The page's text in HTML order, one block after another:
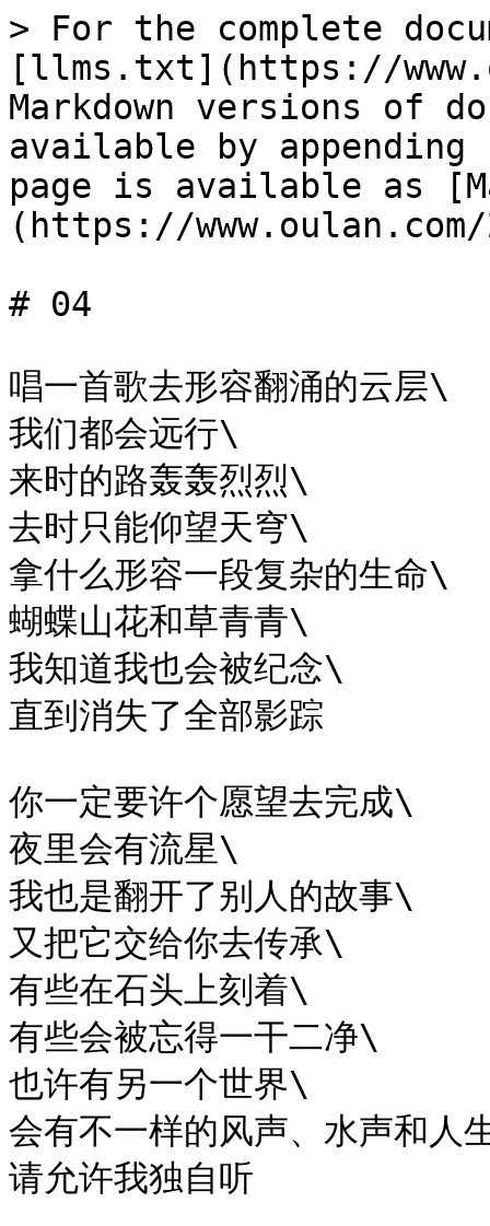
> For the complete
[llms.txt](https://
Markdown versions of
available by
page is available as
(https://
# 04
唱一首歌去形容翻涌的云层\
我们都会远行\
来时的路轰轰烈烈\
去时只能仰望天穹\
拿什么形容一段复杂的生命\
蝴蝶山花和草青青\
我知道我也会被纪念\
直到消失了全部影踪
你一定要许个愿望去完成\
夜里会有流星\
我也是翻开了别人的故事\
又把它交给你去传承\
有些在石头上刻着\
有些会被忘得一干二净\
也许有另一个世界\
会有不一样的风声、水声和人
请允许我独自听